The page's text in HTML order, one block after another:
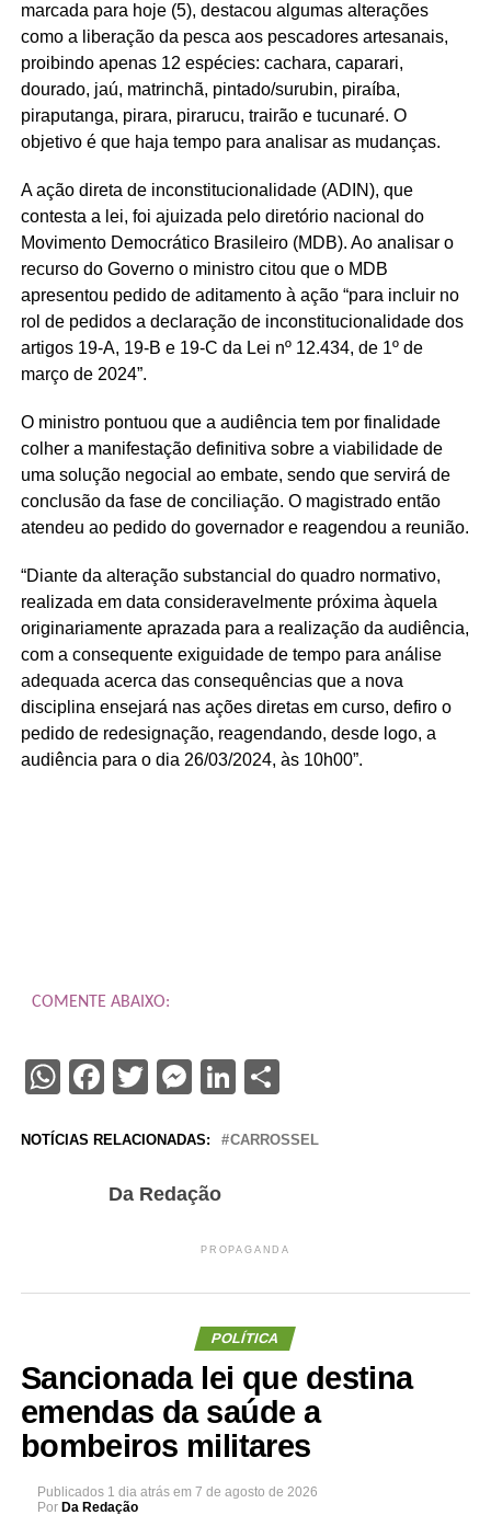
marcada para hoje (5), destacou algumas alterações
como a liberação da pesca aos pescadores artesanais,
proibindo apenas 12 espécies: cachara, caparari,
dourado, jaú, matrinchã, pintado/surubin, piraíba,
piraputanga, pirara, pirarucu, trairão e tucunaré. O
objetivo é que haja tempo para analisar as mudanças.
A ação direta de inconstitucionalidade (ADIN), que
contesta a lei, foi ajuizada pelo diretório nacional do
Movimento Democrático Brasileiro (MDB). Ao analisar o
recurso do Governo o ministro citou que o MDB
apresentou pedido de aditamento à ação “para incluir no
rol de pedidos a declaração de inconstitucionalidade dos
artigos 19-A, 19-B e 19-C da Lei nº 12.434, de 1º de
março de 2024”.
O ministro pontuou que a audiência tem por finalidade
colher a manifestação definitiva sobre a viabilidade de
uma solução negocial ao embate, sendo que servirá de
conclusão da fase de conciliação. O magistrado então
atendeu ao pedido do governador e reagendou a reunião.
“Diante da alteração substancial do quadro normativo,
realizada em data consideravelmente próxima àquela
originariamente aprazada para a realização da audiência,
com a consequente exiguidade de tempo para análise
adequada acerca das consequências que a nova
disciplina ensejará nas ações diretas em curso, defiro o
pedido de redesignação, reagendando, desde logo, a
audiência para o dia 26/03/2024, às 10h00”.
COMENTE ABAIXO:
WhatsApp
Facebook
Twitter
Messenger
LinkedIn
Share
NOTÍCIAS RELACIONADAS: CARROSSEL
Da Redação
PROPAGANDA
POLÍTICA
Sancionada lei que destina
emendas da saúde a
bombeiros militares
Publicados 1 dia atrás em 7 de agosto de 2026
Por Da Redação